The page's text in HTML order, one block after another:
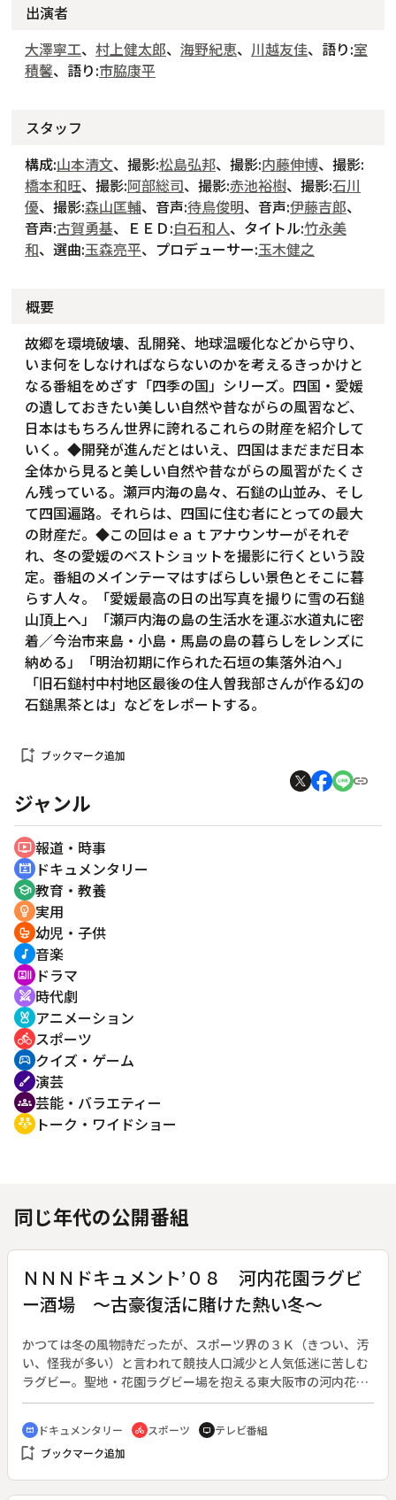
出演者
大澤寧工、 村上健太郎、 海野紀恵、 川越友佳、語り:室
積馨、語り:市脇康平
スタッフ
構成:山本清文、撮影:松島弘邦、撮影:内藤伸博、撮影:
橋本和旺、撮影:阿部総司、撮影:赤池裕樹、撮影:石川
優、撮影:森山匡輔、音声:待鳥俊明、音声:伊藤吉郎、
音声:古賀勇基、ＥＥＤ:白石和人、タイトル:竹永美
和、選曲:玉森亮平、プロデューサー:玉木健之
概要
故郷を環境破壊、乱開発、地球温暖化などから守り、
いま何をしなければならないのかを考えるきっかけと
なる番組をめざす「四季の国」シリーズ。四国・愛媛
の遺しておきたい美しい自然や昔ながらの風習など、
日本はもちろん世界に誇れるこれらの財産を紹介して
いく。◆開発が進んだとはいえ、四国はまだまだ日本
全体から見ると美しい自然や昔ながらの風習がたくさ
ん残っている。瀬戸内海の島々、石鎚の山並み、そし
て四国遍路。それらは、四国に住む者にとっての最大
の財産だ。◆この回はｅａｔアナウンサーがそれぞ
れ、冬の愛媛のベストショットを撮影に行くという設
定。番組のメインテーマはすばらしい景色とそこに暮
らす人々。「愛媛最高の日の出写真を撮りに雪の石鎚
山頂上へ」「瀬戸内海の島の生活水を運ぶ水道丸に密
着／今治市来島・小島・馬島の島の暮らしをレンズに
納める」「明治初期に作られた石垣の集落外泊へ」
「旧石鎚村中村地区最後の住人曽我部さんが作る幻の
石鎚黒茶とは」などをレポートする。
bookmark_add ブックマーク追加
ジャンル
ondemand_video 報道・時事
cinematic_blur ドキュメンタリー
school 教育・教養
emoji_objects 実用
crib 幼児・子供
music_note 音楽
recent_actors ドラマ
swords 時代劇
cruelty_free アニメーション
directions_bike スポーツ
sports_esports クイズ・ゲーム
brush 演芸
groups 芸能・バラエティー
adaptive_audio_mic トーク・ワイドショー
同じ年代の公開番組
ＮＮＮドキュメント’０８ 河内花園ラグビ
ー酒場 ～古豪復活に賭けた熱い冬～
かつては冬の風物詩だったが、スポーツ界の３Ｋ（きつい、汚
い、怪我が多い）と言われて競技人口減少と人気低迷に苦しむ
ラグビー。聖地・花園ラグビー場を抱える東大阪市の河内花園
で、ちょっと時代遅れながらもこよなくラグビーを愛し続ける
人々の「酒とラグビー」の日々を追う。◆名門近鉄ライナーズ
復活を願う熱いファン、スクラム一筋１８年という最年長選
手、下町人情にほれ込んだトンガ出身の選手、彼らを支える酒
ズン。
cinematic_blur ドキュメンタリー directions_bike スポーツ tv テレビ番組
bookmark_add ブックマーク追加